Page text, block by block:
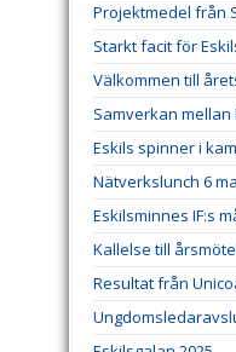
Projektmedel från
Starkt facit för
Välkommen till
Samverkan mellan
Eskils spinner i
Nätverkslunch 6
Eskilsminnes IF:s
Kallelse till
Resultat från